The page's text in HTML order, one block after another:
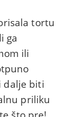
tortu
ga
ili
dalje biti
priliku